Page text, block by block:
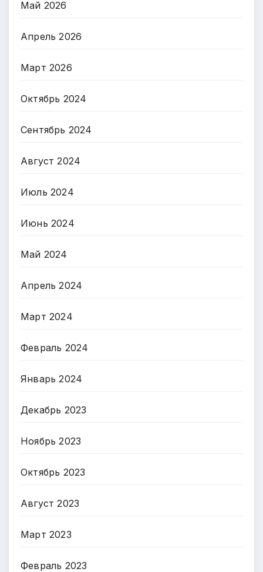
Май 2026
Апрель 2026
Март 2026
Октябрь 2024
Сентябрь 2024
Август 2024
Июль 2024
Июнь 2024
Май 2024
Апрель 2024
Март 2024
Февраль 2024
Январь 2024
Декабрь 2023
Ноябрь 2023
Октябрь 2023
Август 2023
Март 2023
Февраль 2023